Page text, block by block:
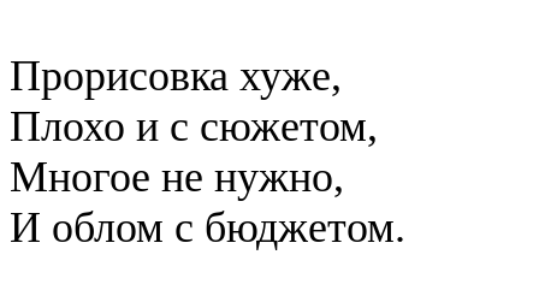
Прорисовка хуже,
Плохо и с сюжетом,
Многое не нужно,
И облом с бюджетом.